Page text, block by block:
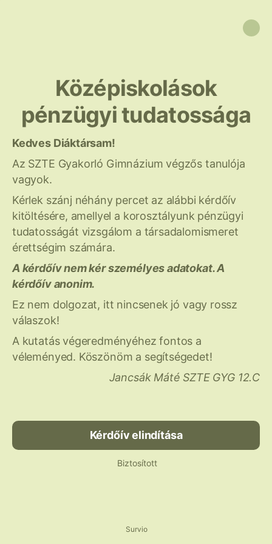
Középiskolások
pénzügyi tudatossága
Kedves Diáktársam!
Az SZTE Gyakorló Gimnázium végzős tanulója
vagyok.
Kérlek szánj néhány percet az alábbi kérdőív
kitöltésére, amellyel a korosztályunk pénzügyi
tudatosságát vizsgálom a társadalomismeret
érettségim számára.
A kérdőív nem kér személyes adatokat. A
kérdőív anonim.
Ez nem dolgozat, itt nincsenek jó vagy rossz
válaszok!
A kutatás végeredményéhez fontos a
véleményed. Köszönöm a segítségedet!
Jancsák Máté SZTE GYG 12.C
Kérdőív elindítása
Biztosított
Survio